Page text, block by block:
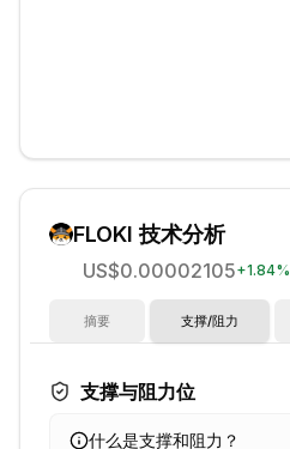
FLOKI 技术分析
US$0.00002105+1.84%
摘要 支撑/阻力
支撑与阻力位
什么是支撑和阻力？